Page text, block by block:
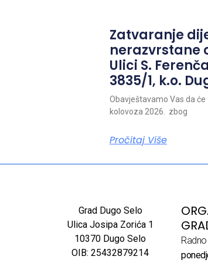
Zatvaranje
nerazvrstane
Ulici S.
3835/1, k.o.
Obavještavamo Vas da će
kolovoza 2026. zbog
Pročitaj Više
Grad Dugo Selo
Ulica Josipa Zorića 1
10370 Dugo Selo
OIB: 25432879214